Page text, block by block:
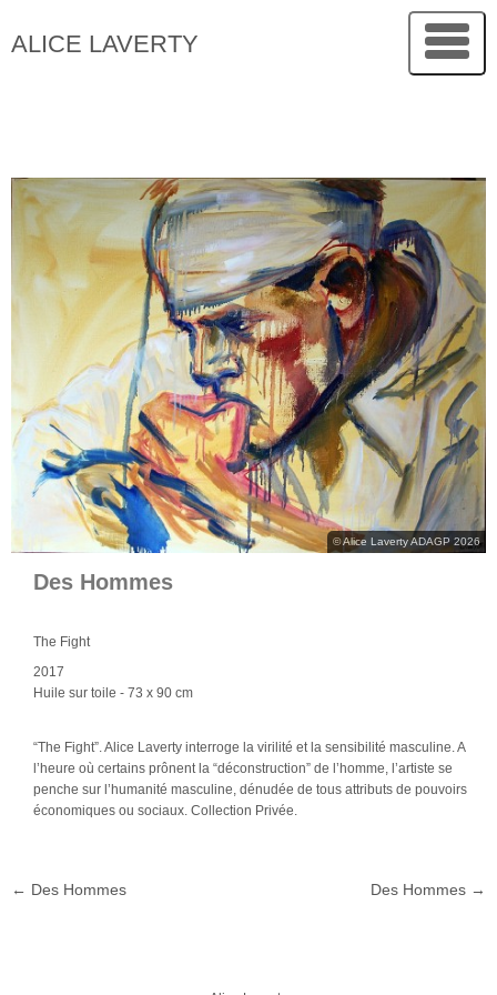
ALICE LAVERTY
© Alice Laverty ADAGP 2026
Des Hommes
The Fight
2017
Huile sur toile - 73 x 90 cm
“The Fight”. Alice Laverty interroge la virilité et la sensibilité masculine. A
l’heure où certains prônent la “déconstruction” de l’homme, l’artiste se
penche sur l’humanité masculine, dénudée de tous attributs de pouvoirs
économiques ou sociaux. Collection Privée.
Des Hommes →
← Des Hommes